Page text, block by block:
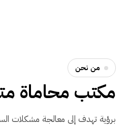
من نحن
مكتب محاماة